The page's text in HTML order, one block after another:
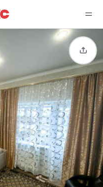
Сравнение
0 объявлений
Услуги